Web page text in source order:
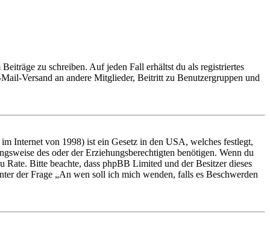
zu schreiben. Auf jeden Fall erhältst du als registriertes
Versand an andere Mitglieder, Beitritt zu Benutzergruppen und
Internet von 1998) ist ein Gesetz in den USA, welches festlegt,
des oder der Erziehungsberechtigten benötigen. Wenn du
Bitte beachte, dass phpBB Limited und der Besitzer dieses
der Frage „An wen soll ich mich wenden, falls es Beschwerden